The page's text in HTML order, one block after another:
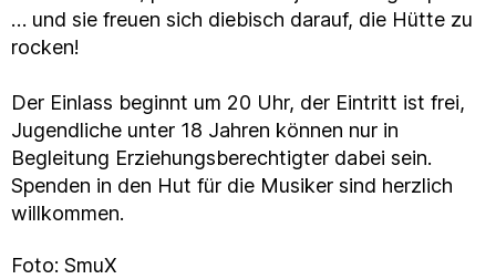
… und sie freuen sich diebisch darauf, die Hütte zu
rocken!
Der Einlass beginnt um 20 Uhr, der Eintritt ist frei,
Jugendliche unter 18 Jahren können nur in
Begleitung Erziehungsberechtigter dabei sein.
Spenden in den Hut für die Musiker sind herzlich
willkommen.
Foto: SmuX